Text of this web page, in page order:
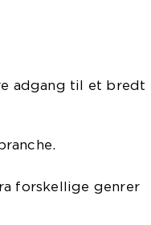
adgang til et bredt
forskellige genrer